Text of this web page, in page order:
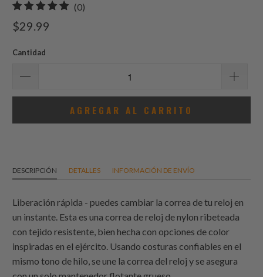
(0)
$29.99
Cantidad
AGREGAR AL CARRITO
DESCRIPCIÓN DETALLES INFORMACIÓN DE ENVÍO
Liberación rápida - puedes cambiar la correa de tu reloj en
un instante. Esta es una correa de reloj de nylon ribeteada
con tejido resistente, bien hecha con opciones de color
inspiradas en el ejército. Usando costuras confiables en el
mismo tono de hilo, se une la correa del reloj y se asegura